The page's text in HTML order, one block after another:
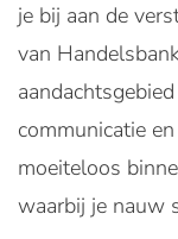
je bij aan de
van
communicatie
moeiteloos
waarbij je nauw